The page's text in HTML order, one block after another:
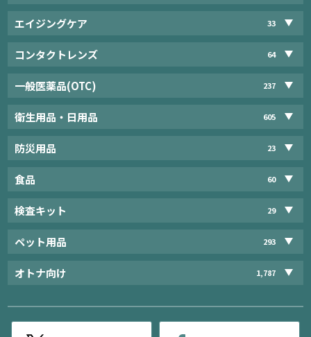
エイジングケア 33
コンタクトレンズ 64
一般医薬品(OTC) 237
衛生用品・日用品 605
防災用品 23
食品 60
検査キット 29
ペット用品 293
オトナ向け 1,787